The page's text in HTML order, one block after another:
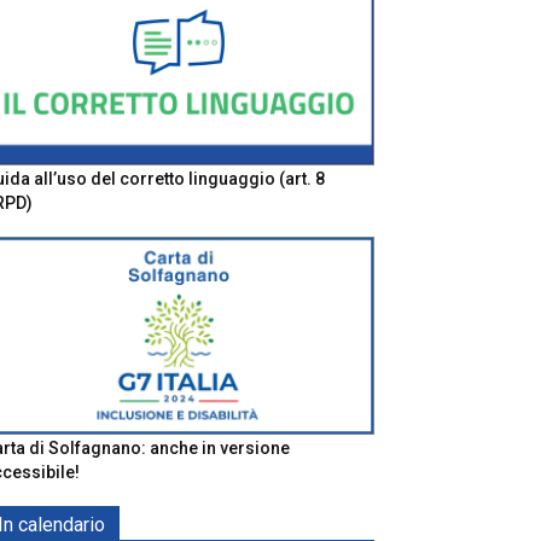
all’uso del corretto linguaggio (art. 8
di Solfagnano: anche in versione
In calendario